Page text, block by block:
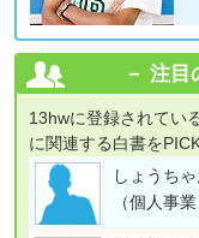
注目
13hwに登録されてい
に関連する白書を
しょうち
（個人事